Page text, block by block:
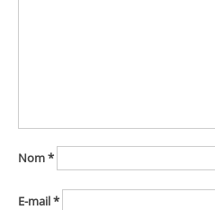
Nom*
E-mail*